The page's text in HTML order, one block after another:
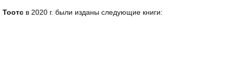
Тоотс в 2020 г. были изданы следующие книги: